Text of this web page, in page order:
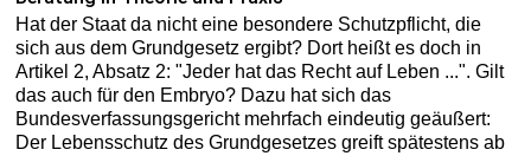
Hat der Staat da nicht eine besondere Schutzpflicht, die
sich aus dem Grundgesetz ergibt? Dort heißt es doch in
Artikel 2, Absatz 2: "Jeder hat das Recht auf Leben ...". Gilt
das auch für den Embryo? Dazu hat sich das
Bundesverfassungsgericht mehrfach eindeutig geäußert:
Der Lebensschutz des Grundgesetzes greift spätestens ab